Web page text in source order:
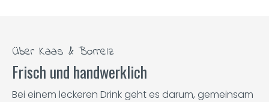
Über Kaas & Borrelz
Frisch und handwerklich
Bei einem leckeren Drink geht es darum, gemeinsam